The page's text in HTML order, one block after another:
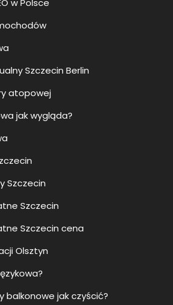
w Polsce
Szczecin Berlin
atopowej
jak wygląda?
Szczecin
Szczecin
Szczecin cena
Olsztyn
balkonowe jak czyścić?